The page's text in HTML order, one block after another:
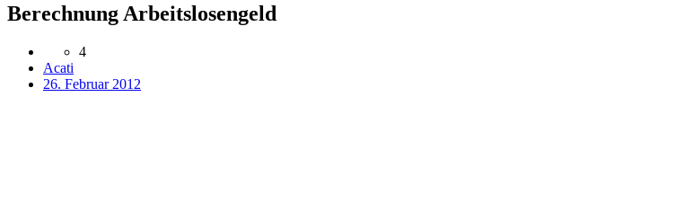
Berechnung Arbeitslosengeld
4
Acati
26. Februar 2012